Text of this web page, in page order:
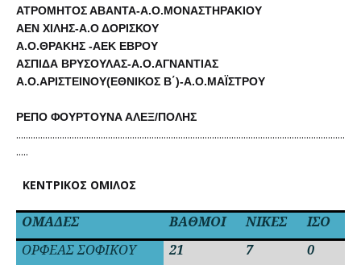
ΑΤΡΟΜΗΤΟΣ ΑΒΑΝΤΑ-Α.Ο.ΜΟΝΑΣΤΗΡΑΚΙΟΥ
ΑΕΝ ΧΙΛΗΣ-Α.Ο ΔΟΡΙΣΚΟΥ
Α.Ο.ΘΡΑΚΗΣ -ΑΕΚ ΕΒΡΟΥ
ΑΣΠΙΔΑ ΒΡΥΣΟΥΛΑΣ-Α.Ο.ΑΓΝΑΝΤΙΑΣ
Α.Ο.ΑΡΙΣΤΕΙΝΟΥ(ΕΘΝΙΚΟΣ Β΄)-Α.Ο.ΜΑΪΣΤΡΟΥ
ΡΕΠΟ ΦΟΥΡΤΟΥΝΑ ΑΛΕΞ/ΠΟΛΗΣ
........................................................................................................................................
.....
ΚΕΝΤΡΙΚΟΣ ΟΜΙΛΟΣ
ΟΜΑΔΕΣ ΒΑΘΜΟΙ ΝΙΚΕΣ ΙΣΟ
ΟΡΦΕΑΣ ΣΟΦΙΚΟΥ
21 7 0